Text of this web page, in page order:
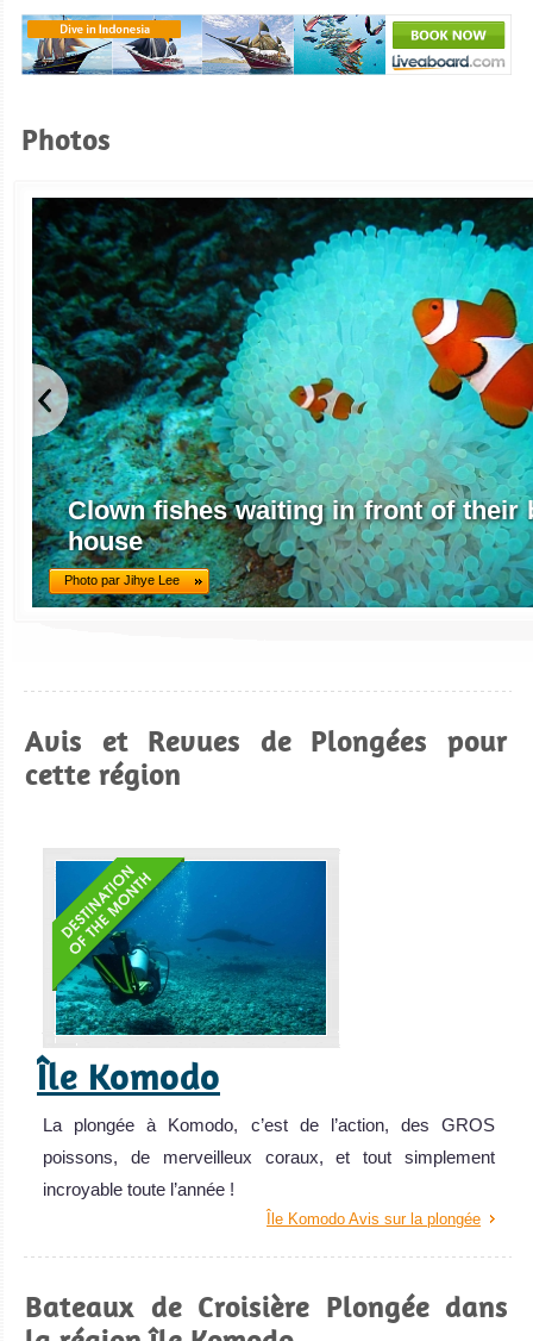
Photos
Clown fishes waiting in front of their
house
Photo par Jihye Lee
Avis et Revues de Plongées pour
cette région
Île Komodo
La plongée à Komodo, c’est de l’action, des GROS
poissons, de merveilleux coraux, et tout simplement
incroyable toute l’année !
Île Komodo Avis sur la plongée
Bateaux de Croisière Plongée dans